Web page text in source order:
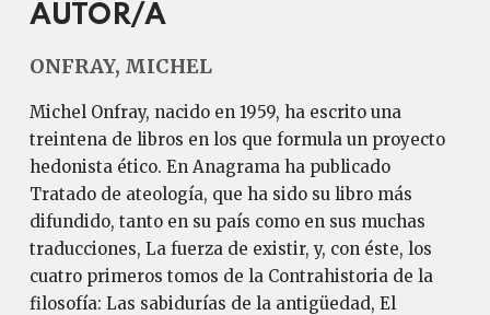
AUTOR/A
ONFRAY, MICHEL
Michel Onfray, nacido en 1959, ha escrito una
treintena de libros en los que formula un proyecto
hedonista ético. En Anagrama ha publicado
Tratado de ateología, que ha sido su libro más
difundido, tanto en su país como en sus muchas
traducciones, La fuerza de existir, y, con éste, los
cuatro primeros tomos de la Contrahistoria de la
filosofía: Las sabidurías de la antigüedad, El